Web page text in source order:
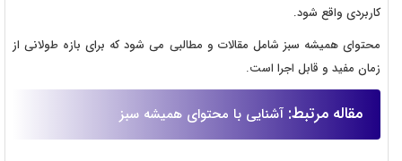
کاربردی واقع شود.
محتوای همیشه سبز شامل مقالات و مطالبی می شود که برای بازه طولانی از
زمان مفید و قابل اجرا است.
مقاله مرتبط: آشنایی با محتوای همیشه سبز